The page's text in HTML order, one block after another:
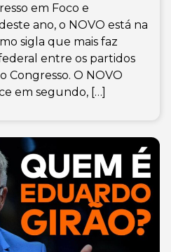
em Foco e
ano, o NOVO está na
sigla que mais faz
entre os partidos
Congresso. O NOVO
em segundo, […]